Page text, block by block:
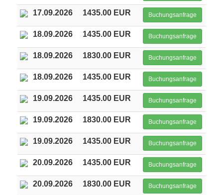
17.09.2026 1435.00 EUR Buchungsanfrage
18.09.2026 1435.00 EUR Buchungsanfrage
18.09.2026 1830.00 EUR Buchungsanfrage
18.09.2026 1435.00 EUR Buchungsanfrage
19.09.2026 1435.00 EUR Buchungsanfrage
19.09.2026 1830.00 EUR Buchungsanfrage
19.09.2026 1435.00 EUR Buchungsanfrage
20.09.2026 1435.00 EUR Buchungsanfrage
20.09.2026 1830.00 EUR Buchungsanfrage